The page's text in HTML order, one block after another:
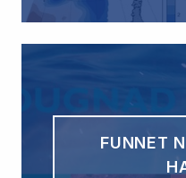
FUNNET